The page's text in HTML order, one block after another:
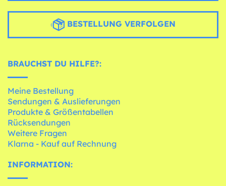
BESTELLUNG VERFOLGEN
BRAUCHST DU HILFE?:
Meine Bestellung
Sendungen & Auslieferungen
Produkte & Größentabellen
Rücksendungen
Weitere Fragen
Klarna - Kauf auf Rechnung
INFORMATION: